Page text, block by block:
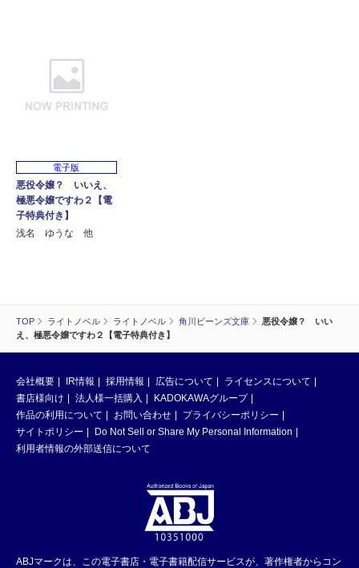
TOP ライトノベル ライトノベル 角川ビーンズ文庫
悪役令嬢？ いい
え、極悪令嬢ですわ２【電子特典付き】
電子版
悪役令嬢？ いいえ、
極悪令嬢ですわ２【電
子特典付き】
浅名 ゆうな 他
会社概要 IR情報 採用情報 広告について
ライセンスについて
書店様向け
法人様一括購入
KADOKAWAグループ
作品の利用について
お問い合わせ
プライバシーポリシー
サイトポリシー
Do Not Sell or Share My Personal Information
利用者情報の外部送信について
ABJマークは、この電子書店・電子書籍配信サービスが、著作権者からコン